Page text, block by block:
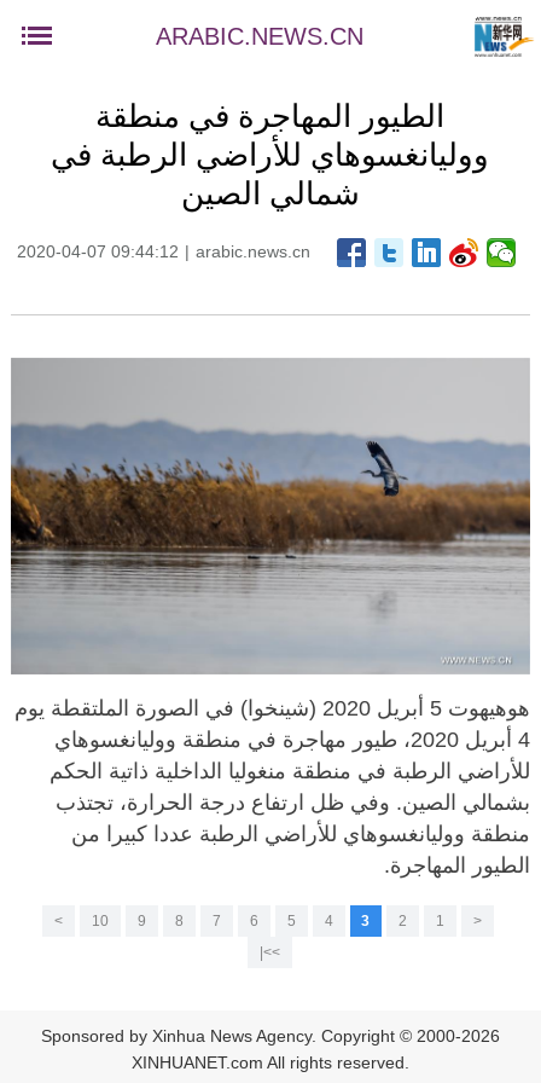
ARABIC.NEWS.CN
الطيور المهاجرة في منطقة
ووليانغسوهاي للأراضي الرطبة في
شمالي الصين
2020-04-07 09:44:12 | arabic.news.cn
هوهيهوت 5 أبريل 2020 (شينخوا) في الصورة الملتقطة يوم
4 أبريل 2020، طيور مهاجرة في منطقة ووليانغسوهاي
للأراضي الرطبة في منطقة منغوليا الداخلية ذاتية الحكم
بشمالي الصين. وفي ظل ارتفاع درجة الحرارة، تجتذب
منطقة ووليانغسوهاي للأراضي الرطبة عددا كبيرا من
الطيور المهاجرة.
<
1
2
3
4
5
6
7
8
9
10
>
>>|
Sponsored by Xinhua News Agency. Copyright © 2000-2026
XINHUANET.com All rights reserved.